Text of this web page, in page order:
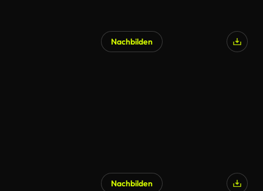
Nachbilden
Nachbilden